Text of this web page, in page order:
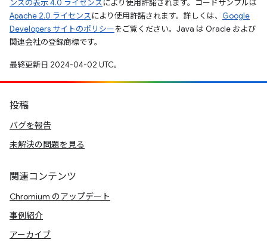
ンズの表示 4.0 ライセンスにより使用許諾されます。コードサンプルは
Apache 2.0 ライセンスにより使用許諾されます。詳しくは、 Google
Developers サイトのポリシーをご覧ください。Java は Oracle および
関連会社の登録商標です。
最終更新日 2024-04-02 UTC。
投稿
バグを報告
未解決の問題を見る
関連コンテンツ
Chromium のアップデート
事例紹介
アーカイブ